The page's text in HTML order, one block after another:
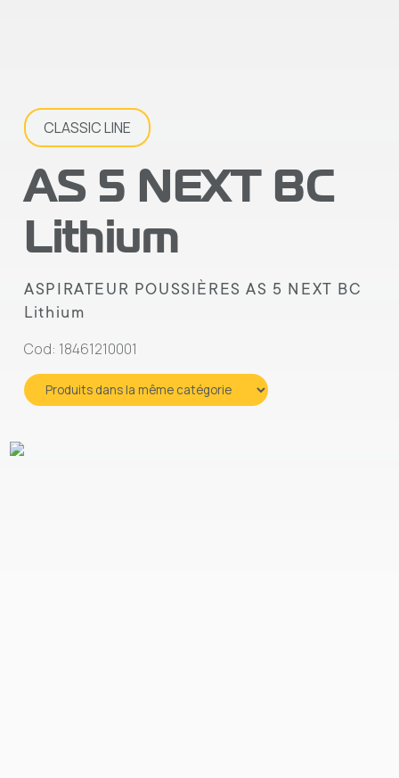
CLASSIC LINE
AS 5 NEXT BC
Lithium
ASPIRATEUR POUSSIÈRES AS 5 NEXT BC
Lithium
Cod: 18461210001